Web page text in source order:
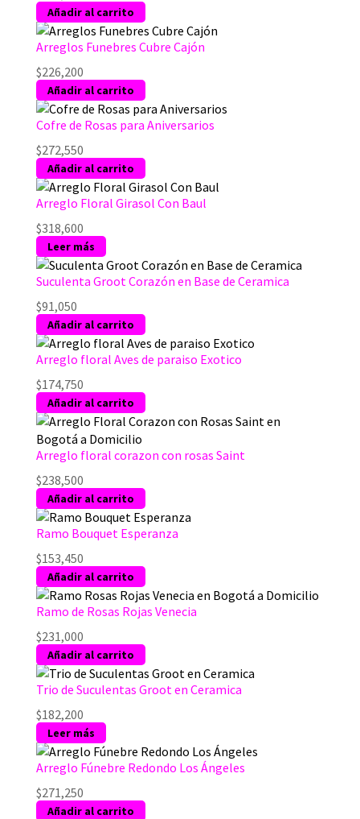
Añadir al carrito
Arreglos Funebres Cubre Cajón
$226,200
Añadir al carrito
Cofre de Rosas para Aniversarios
$272,550
Añadir al carrito
Arreglo Floral Girasol Con Baul
$318,600
Leer más
Suculenta Groot Corazón en Base de Ceramica
$91,050
Añadir al carrito
Arreglo floral Aves de paraiso Exotico
$174,750
Añadir al carrito
Arreglo floral corazon con rosas Saint
$238,500
Añadir al carrito
Ramo Bouquet Esperanza
$153,450
Añadir al carrito
Ramo de Rosas Rojas Venecia
$231,000
Añadir al carrito
Trio de Suculentas Groot en Ceramica
$182,200
Leer más
Arreglo Fúnebre Redondo Los Ángeles
$271,250
Añadir al carrito